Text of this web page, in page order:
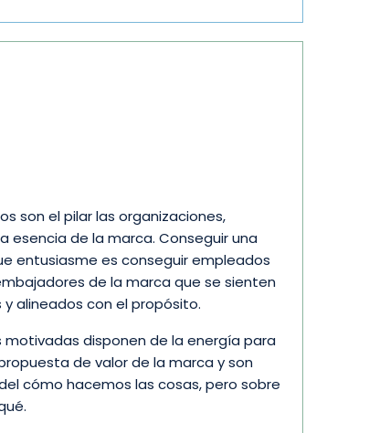
son el pilar las organizaciones,
esencia de la marca. Conseguir una
entusiasme es conseguir empleados
de la marca que se sienten
alineados con el propósito.
motivadas disponen de la energía para
de valor de la marca y son
cómo hacemos las cosas, pero sobre